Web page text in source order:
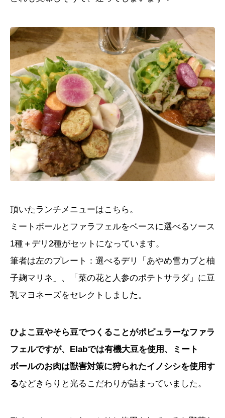
頂いたランチメニューはこちら。
ミートボールとファラフェルをベースに選べるソース
1種＋デリ 2種がセットになっています。
筆者は左のプレート：選べるデリ「あやめ雪カブと柚
子麹マリネ」、「菜の花と人参のポテトサラダ」に豆
乳マヨネーズをセレクトしました。
ひよこ豆やそら豆でつくることがポピュラーなファラ
フェルですが、Elabでは有機大豆を使用、ミート
ボールのお肉は獣害対策に狩られたイノシシを使用す
るなどきらりと光るこだわりが詰まっていました。